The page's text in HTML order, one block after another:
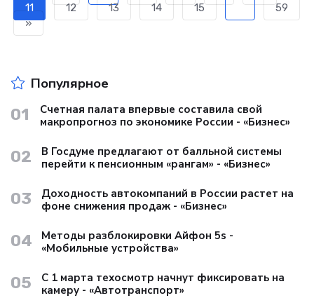
11
12 13 14 15
59
»
Популярное
01
Счетная палата впервые составила свой
макропрогноз по экономике России - «Бизнес»
02
В Госдуме предлагают от балльной системы
перейти к пенсионным «рангам» - «Бизнес»
03
Доходность автокомпаний в России растет на
фоне снижения продаж - «Бизнес»
04
Методы разблокировки Айфон 5s -
«Мобильные устройства»
05
С 1 марта техосмотр начнут фиксировать на
камеру - «Автотранспорт»